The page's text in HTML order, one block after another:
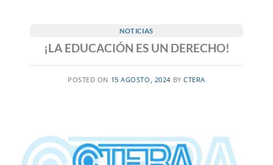
NOTICIAS
¡LA EDUCACIÓN ES UN DERECHO!
POSTED ON 15 AGOSTO, 2024 BYCTERA